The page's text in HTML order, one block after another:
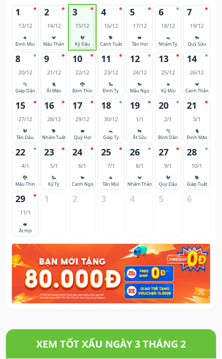
1
13/12
🐐
Đinh Mùi
2
14/12
🐒
Mậu Thân
3
15/12
🐓
Kỷ Dậu
4
16/12
🐕
Canh Tuất
5
17/12
🐖
Tân Hợi
6
18/12
🐀
Nhâm Tý
7
19/12
🐂
Quý Sửu
8
20/12
🐅
Giáp Dần
9
21/12
🐈
Ất Mão
10
22/12
🐉
Bính Thìn
11
23/12
🐍
Đinh Tỵ
12
24/12
🐎
Mậu Ngọ
13
25/12
🐐
Kỷ Mùi
14
26/12
🐒
Canh Thân
15
27/12
🐓
Tân Dậu
16
28/12
🐕
Nhâm Tuất
17
29/12
🐖
Quý Hợi
18
30/12
🐀
Giáp Tý
19
1/1
🐂
Ất Sửu
20
2/1
🐅
Bính Dần
21
3/1
🐈
Đinh Mão
22
4/1
🐉
Mậu Thìn
23
5/1
🐍
Kỷ Tỵ
24
6/1
🐎
Canh Ngọ
25
7/1
🐐
Tân Mùi
26
8/1
🐒
Nhâm Thân
27
9/1
🐓
Quý Dậu
28
10/1
🐕
Giáp Tuất
29
11/1
🐖
Ất Hợi
1 2 3 4 5 6
XEM TỐT XẤU NGÀY 3 THÁNG 2